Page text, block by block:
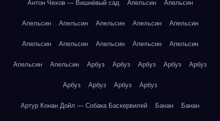
Антон Чехов — Вишнёвый сад Апельсин Апельсин
Апельсин Апельсин Апельсин Апельсин Апельсин
Апельсин Апельсин Апельсин Апельсин Апельсин
Апельсин Апельсин Арбуз Арбуз Арбуз Арбуз Арбуз
Арбуз Арбуз Арбуз Арбуз
Артур Конан Дойл — Собака Баскервилей Банан Банан